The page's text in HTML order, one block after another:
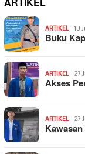
ARTIKEL 10
Buku
ARTIKEL 27
Akses
ARTIKEL 27